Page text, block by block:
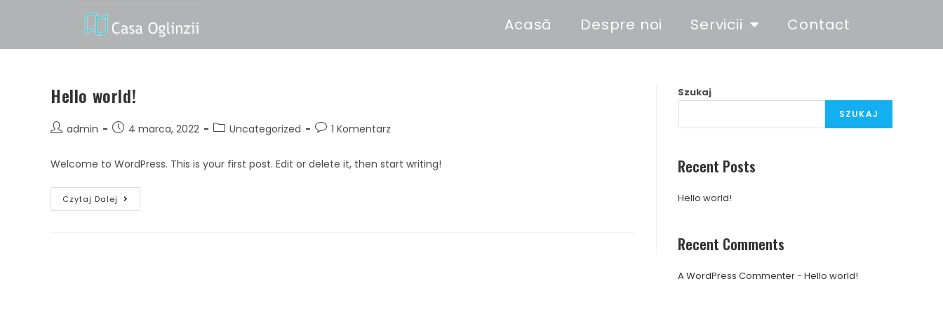
Acasă Despre noi Servicii Contact
Hello world!
admin 4 marca, 2022 Uncategorized 1 Komentarz
Welcome to WordPress. This is your first post. Edit or delete it, then start writing!
Czytaj Dalej
Szukaj
SZUKAJ
Recent Posts
Hello world!
Recent Comments
A WordPress Commenter- Hello world!